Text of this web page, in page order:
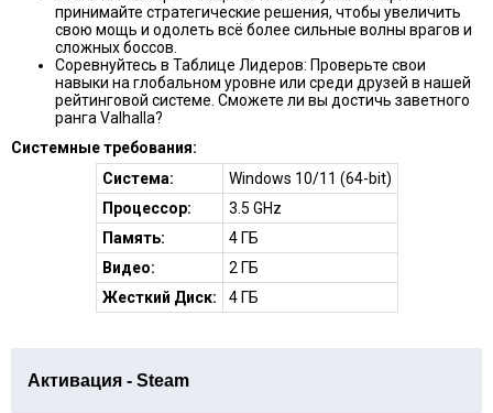
принимайте стратегические решения, чтобы увеличить
свою мощь и одолеть всё более сильные волны врагов и
сложных боссов.
Соревнуйтесь в Таблице Лидеров: Проверьте свои
навыки на глобальном уровне или среди друзей в нашей
рейтинговой системе. Сможете ли вы достичь заветного
ранга Valhalla?
Системные требования:
Система:
Windows 10/11 (64-bit)
Процессор:
3.5 GHz
Память:
4 ГБ
Видео:
2 ГБ
Жесткий Диск:
4 ГБ
Активация - Steam